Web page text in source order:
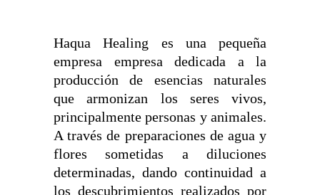
Haqua Healing es una pequeña
empresa empresa dedicada a la
producción de esencias naturales
que armonizan los seres vivos,
principalmente personas y animales.
A través de preparaciones de agua y
flores sometidas a diluciones
determinadas, dando continuidad a
los descubrimientos realizados por